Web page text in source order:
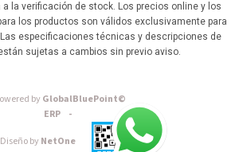
la verificación de stock. Los precios online y los
los productos son válidos exclusivamente para
Las especificaciones técnicas y descripciones de
sujetas a cambios sin previo aviso.
byGlobalBluePoint©
ERP -
Diseño byNetOne